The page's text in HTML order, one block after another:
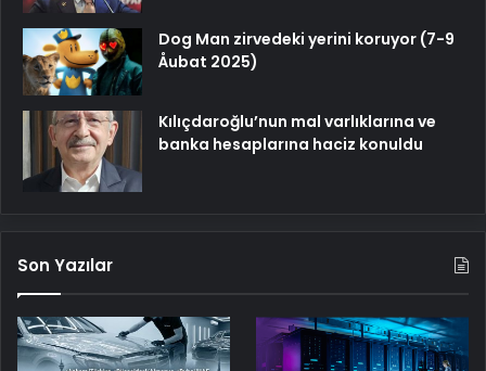
Dog Man zirvedeki yerini koruyor (7-9
Åubat 2025)
Kılıçdaroğlu’nun mal varlıklarına ve
banka hesaplarına haciz konuldu
Son Yazılar